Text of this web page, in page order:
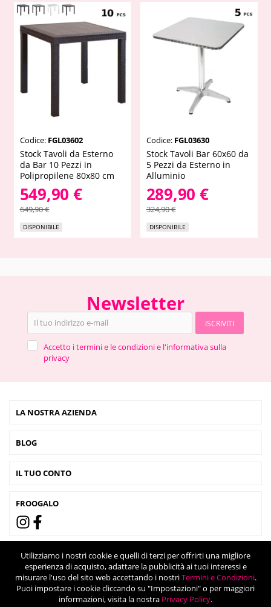
Utilizziamo i nostri cookie e quelli di terzi per offrirti una migliore
esperienza di acquisto, adattare la pubblicità ai tuoi interessi e
misurare l'uso del sito web accettando i nostriTermini e Condizioni.
Puoi impostare i cookie cliccando su "Impostazioni" o per maggiori
informazioni, visita la nostra Privacy Policy.
Codice: FGL03602
Stock Tavoli da Esterno
da Bar 10 Pezzi in
Polipropilene 80x80 cm
549,90 €
649,90 €
DISPONIBILE
Codice: FGL03630
Stock Tavoli Bar 60x60 da
5 Pezzi da Esterno in
Alluminio
289,90 €
324,90 €
DISPONIBILE
Newsletter
ISCRIVITI
Accetto i termini e le condizioni e l'informativa sulla
privacy
LA NOSTRA AZIENDA
BLOG
IL TUO CONTO
FROOGALO